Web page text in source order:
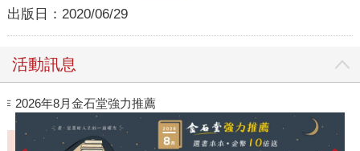
出版日： 2020/06/29
活動訊息
2026年8月金石堂強力推薦